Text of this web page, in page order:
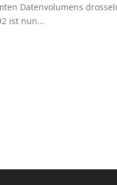
Datenvolumens
ist nun...